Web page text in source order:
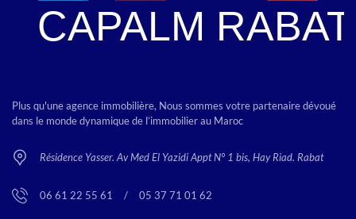
Plus qu'une agence immobilière, Nous sommes votre partenaire dévoué
dans le monde dynamique de l’immobilier au Maroc
Résidence Yasser. Av Med El Yazidi Appt N° 1 bis, Hay Riad. Rabat
06 61 22 55 61 / 05 37 71 01 62